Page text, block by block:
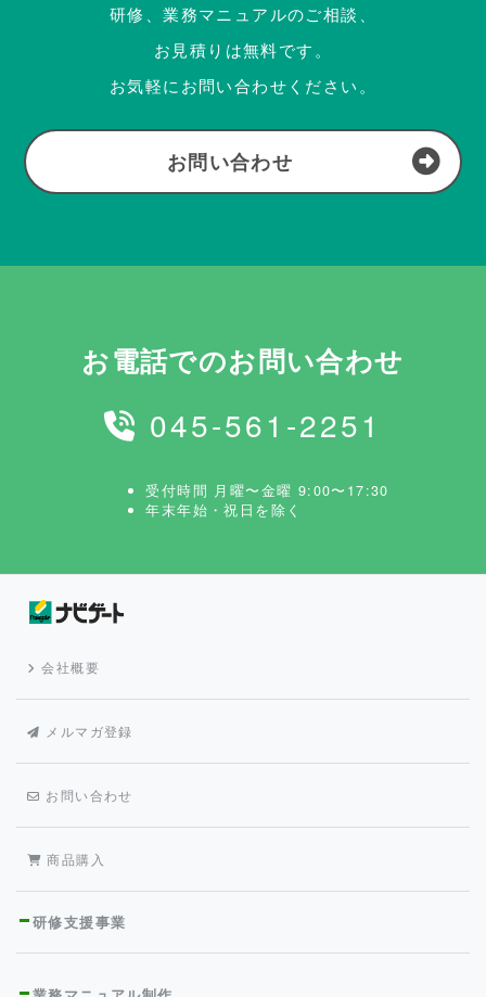
研修、業務マニュアルのご相談、
お見積りは無料です。
お気軽にお問い合わせください。
お問い合わせ
お電話でのお問い合わせ
045-561-2251
受付時間 月曜〜金曜 9:00〜17:30
年末年始・祝日を除く
会社概要
メルマガ登録
お問い合わせ
商品購入
研修支援事業